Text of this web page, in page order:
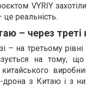
VYRIY
реальність.
– через треті
– на третьому
на тому,
з Китаю і з